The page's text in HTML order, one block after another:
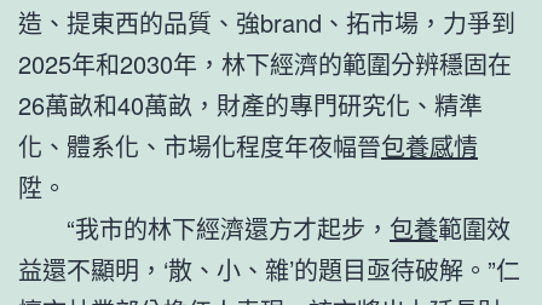
造、提東西的品質、強brand、拓市場，力爭到
2025年和2030年，林下經濟的範圍分辨穩固在
26萬畝和40萬畝，財產的專門研究化、精準
化、體系化、市場化程度年夜幅晉包養感情
陞。
“我市的林下經濟還方才起步， 包養範圍效
益還不顯明，‘散、小、雜’的題目亟待破解。”仁